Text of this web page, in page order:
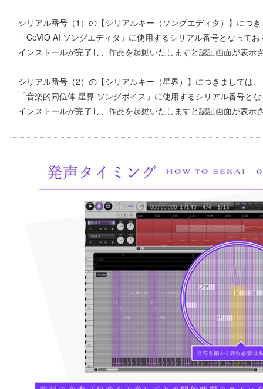
シリアル番号（1）の【シリアルキー（ソングエディタ）】につ
「CeVIO AI ソングエディタ」に使用するシリアル番号となって
インストールが完了し、作品を起動いたしますと認証画面が表示
シリアル番号（2）の【シリアルキー（星界）】につきましては、
「音楽的同位体 星界 ソングボイス」に使用するシリアル番号と
インストールが完了し、作品を起動いたしますと認証画面が表示